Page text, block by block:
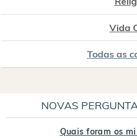
Vida
Todas as
NOVAS
Quais foram os